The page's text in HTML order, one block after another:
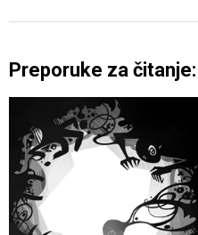
Preporuke za čitanje: